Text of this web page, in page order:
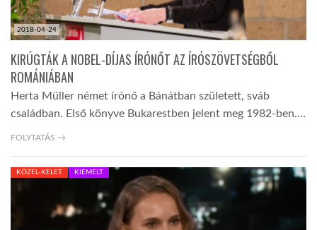
2018-04-24
KIRÚGTÁK A NOBEL-DÍJAS ÍRÓNŐT AZ ÍRÓSZÖVETSÉGBŐL
ROMÁNIÁBAN
Herta Müller német írónő a Bánátban született, sváb
családban. Első könyve Bukarestben jelent meg 1982-ben.…
FOLYTATÁS →
KÖZEL-KELET KIEMELT